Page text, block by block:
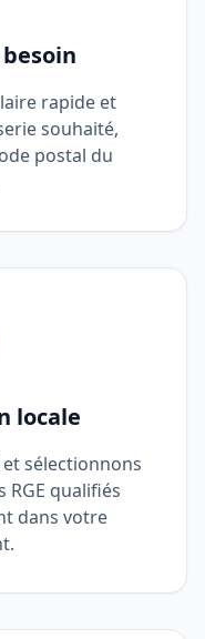
rapide et
souhaité,
postal du
locale
sélectionnons
qualifiés
dans votre